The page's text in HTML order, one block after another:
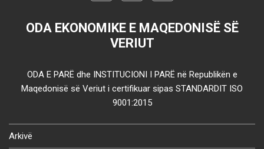
ODA EKONOMIKE E MAQEDONISË SË
VERIUT
ODA E PARË dhe INSTITUCIONI I PARË në Republikën e
Maqedonisë së Veriut i certifikuar sipas STANDARDIT ISO
9001:2015
Arkivë